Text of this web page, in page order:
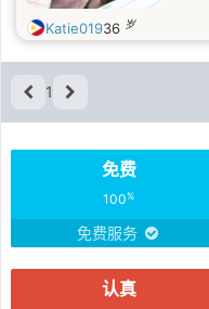
Katie01936 岁
1
免费
100%
免费服务
认真